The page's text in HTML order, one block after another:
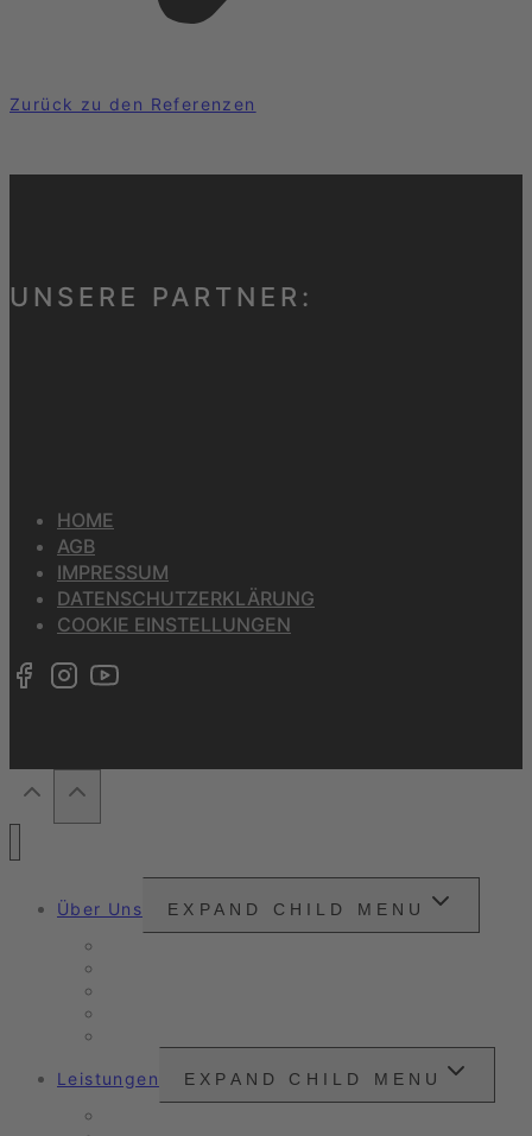
Zurück zu den Referenzen
UNSERE PARTNER:
HOME
AGB
IMPRESSUM
DATENSCHUTZERKLÄRUNG
COOKIE EINSTELLUNGEN
Über Uns EXPAND CHILD MENU
Leistungen EXPAND CHILD MENU